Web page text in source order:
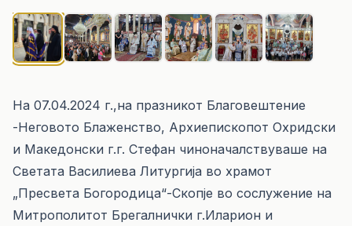
На 07.04.2024 г.,на празникот Благовештение
-Неговото Блаженство, Архиепископот Охридски
и Македонски г.г. Стефан чиноначалствуваше на
Светата Василиева Литургија во храмот
„Пресвета Богородица“-Скопје во сослужение на
Митрополитот Брегалнички г.Иларион и